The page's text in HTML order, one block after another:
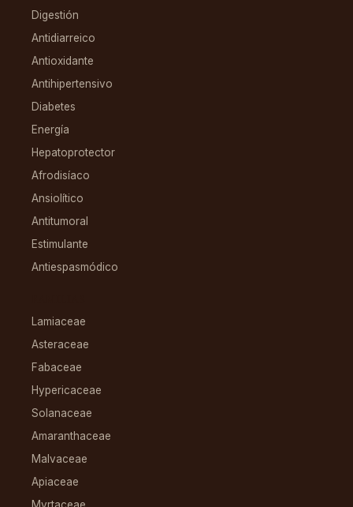
Digestión
Antidiarreico
Antioxidante
Antihipertensivo
Diabetes
Energía
Hepatoprotector
Afrodisíaco
Ansiolítico
Antitumoral
Estimulante
Antiespasmódico
Lamiaceae
Asteraceae
Fabaceae
Hypericaceae
Solanaceae
Amaranthaceae
Malvaceae
Apiaceae